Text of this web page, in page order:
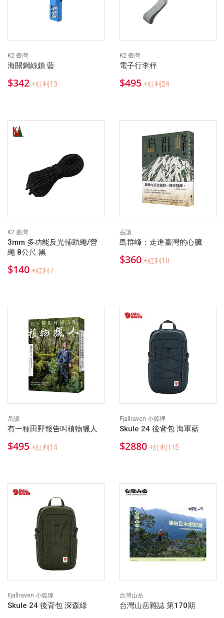
K2 臺灣
海關鋼絲鎖 藍
$342 +紅利13
K2 臺灣
電子行李秤
$495 +紅利24
K2 臺灣
3mm 多功能反光輔助繩/營
繩 8公尺 黑
$140 +紅利7
岳讀
島群峰：走進臺灣的心臟
$360 +紅利10
岳讀
有一種田野報告叫植物獵人
$495 +紅利14
Fjallraven 小狐狸
Skule 24 後背包 海軍藍
$2880 +紅利115
Fjallraven 小狐狸
Skule 24 後背包 深森綠
台灣山岳
台灣山岳雜誌 第170期